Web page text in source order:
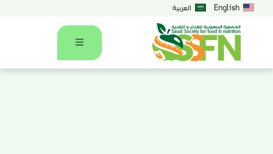
English العربية